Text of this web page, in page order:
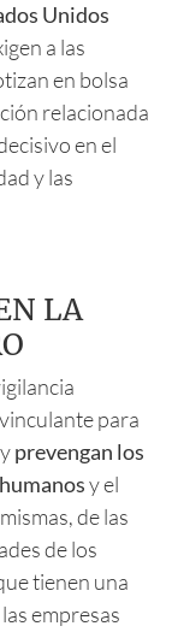
Unidos
a las
en bolsa
relacionada
en el
y las
LA
para
prevengan los
y el
de las
de los
tienen una
empresas